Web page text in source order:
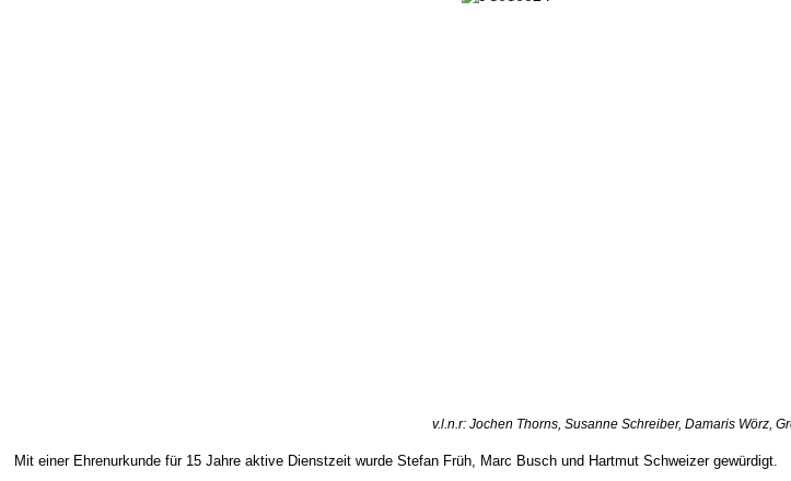
v.l.n.r: Jochen Thorns, Susanne Schreiber, Damaris Wörz,
Mit einer Ehrenurkunde für 15 Jahre aktive Dienstzeit wurde Stefan Früh, Marc Busch und Hartmut Schweizer gewürdigt.